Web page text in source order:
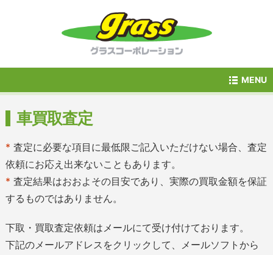
MENU
車買取査定
* 査定に必要な項目に最低限ご記入いただけない場合、査定
依頼にお応え出来ないこともあります。
* 査定結果はおおよその目安であり、実際の買取金額を保証
するものではありません。
下取・買取査定依頼はメールにて受け付けております。
下記のメールアドレスをクリックして、
メールソフトから